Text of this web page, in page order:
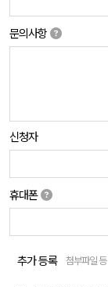
문의사항
신청자
휴대폰
추가 등록 첨부파일 등